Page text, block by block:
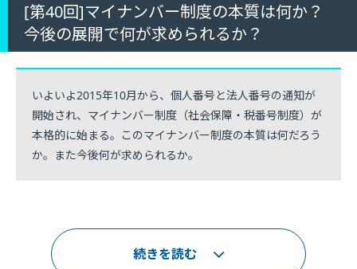
[第40回]マイナンバー制度の本質は何か？
今後の展開で何が求められるか？
いよいよ2015年10月から、個人番号と法人番号の通知が
開始され、マイナンバー制度（社会保障・税番号制度）が
本格的に始まる。このマイナンバー制度の本質は何だろう
か。また今後何が求められるか。
続きを読む